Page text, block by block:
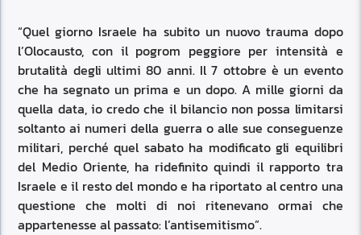
“Quel giorno Israele ha subito un nuovo trauma dopo
l’Olocausto, con il pogrom peggiore per intensità e
brutalità degli ultimi 80 anni. Il 7 ottobre è un evento
che ha segnato un prima e un dopo. A mille giorni da
quella data, io credo che il bilancio non possa limitarsi
soltanto ai numeri della guerra o alle sue conseguenze
militari, perché quel sabato ha modificato gli equilibri
del Medio Oriente, ha ridefinito quindi il rapporto tra
Israele e il resto del mondo e ha riportato al centro una
questione che molti di noi ritenevano ormai che
appartenesse al passato: l’antisemitismo”.